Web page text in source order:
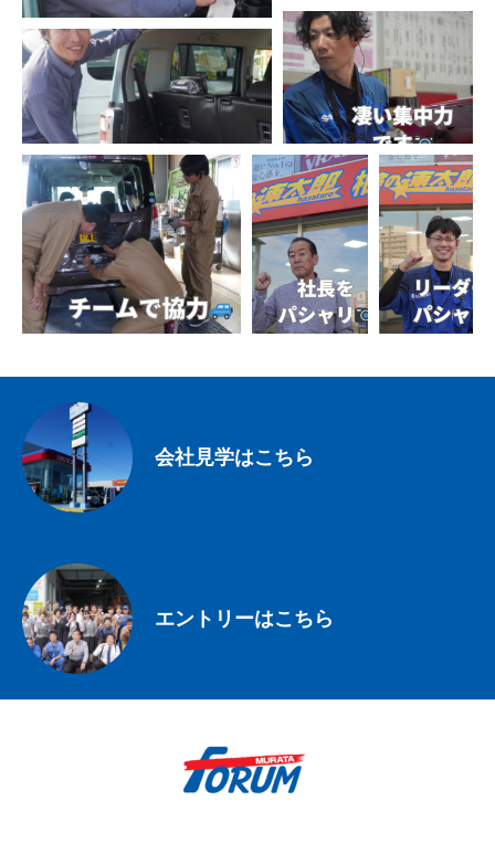
採用情報
コーポレートサイト
会社見学はこちら
エントリーはこちら